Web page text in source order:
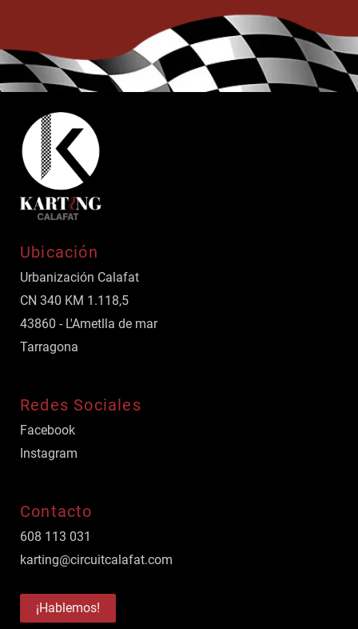
Ubicación
Urbanización Calafat
CN 340 KM 1.118,5
43860 - L'Ametlla de mar
Tarragona
Redes Sociales
Facebook
Instagram
Contacto
608 113 031
karting@circuitcalafat.com
¡Hablemos!